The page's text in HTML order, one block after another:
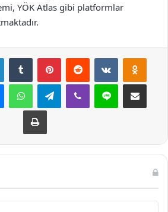
YÖK Atlas gibi platformlar
LinkedInTumblr PinterestReddit VKontakte
MessengerWhatsAppTelegramViber Line E-Posta ile
Yazdır